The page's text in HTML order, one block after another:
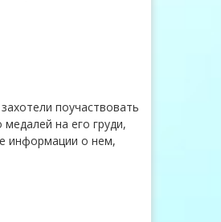
поучаствовать
на его груди,
информации о нем,